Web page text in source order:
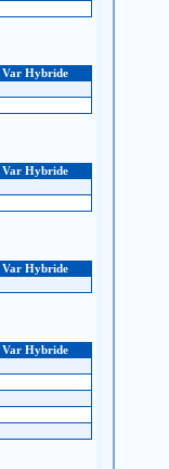
Var Hybride
Var Hybride
Var Hybride
Var Hybride